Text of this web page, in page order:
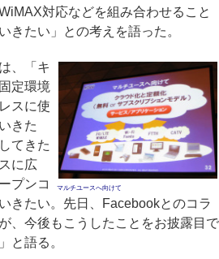
対応などを組み合わせること
きたい」との考えを語った。
マルチユースへ向けて
、「キ
定環境
スに使
きた
てきた
に広
プンコ
きたい。先日、Facebookとのコラ
、今後もこうしたことをお披露目で
と語る。